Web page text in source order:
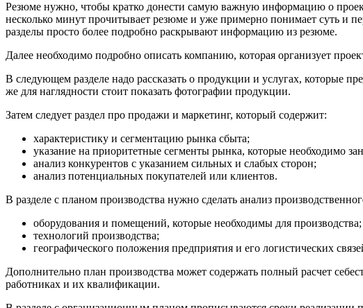
Резюме нужно, чтобы кратко донести самую важную информацию о
несколько минут прочитывает резюме и уже примерно понимает суть и
разделы просто более подробно раскрывают информацию из резюме.
Далее необходимо подробно описать компанию, которая организует
В следующем разделе надо рассказать о продукции и услугах, которые
же для наглядности стоит показать фотографии продукции.
Затем следует раздел про продажи и маркетинг, который содержит:
характеристику и сегментацию рынка сбыта;
указание на приоритетные сегменты рынка, которые необходимо
анализ конкурентов с указанием сильных и слабых сторон;
анализ потенциальных покупателей или клиентов.
В разделе с планом производства нужно сделать анализ
оборудования и помещений, которые необходимы для производства;
технологий производства;
географического положения предприятия и его логистических
Дополнительно план производства может содержать полный расчет
работниках и их квалификации.